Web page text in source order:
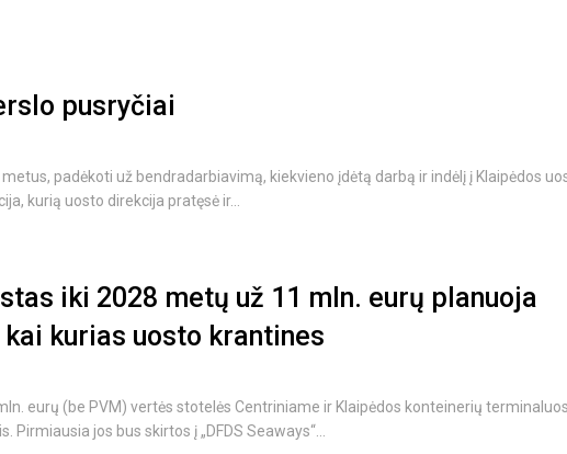
pusryčiai
padėkoti už bendradarbiavimą, kiekvieno įdėtą darbą ir indėlį į Klaipėdos
kurią uosto direkcija pratęsė ir...
iki 2028 metų už 11 mln. eurų planuoja
kurias uosto krantines
eurų (be PVM) vertės stotelės Centriniame ir Klaipėdos konteinerių
Pirmiausia jos bus skirtos į „DFDS Seaways“...